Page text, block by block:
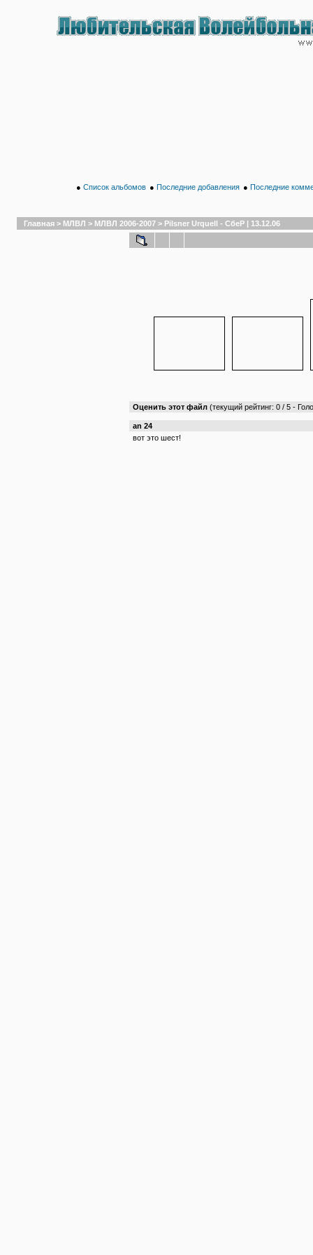
● Список альбомов ● Последние добавления ● Последние
Главная > МЛВЛ > МЛВЛ 2006-2007 > Pilsner Urquell - СбеР | 13.12.06
Оценить этот файл (текущий рейтинг: 0 / 5 -
an 24
вот это шест!